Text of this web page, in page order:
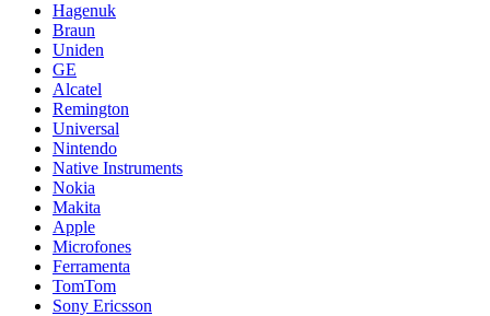
Hagenuk
Braun
Uniden
GE
Alcatel
Remington
Universal
Nintendo
Native Instruments
Nokia
Makita
Apple
Microfones
Ferramenta
TomTom
Sony Ericsson